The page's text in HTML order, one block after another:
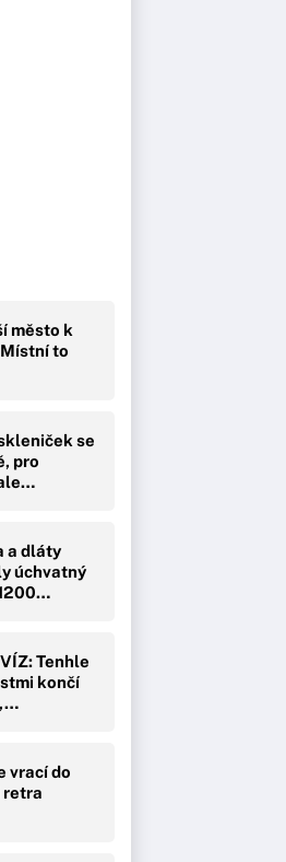
město k
to
se
pro
a dláty
úchvatný
Tenhle
končí
vrací do
retra